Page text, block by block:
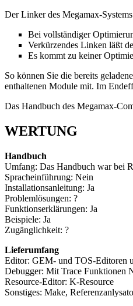
Der Linker des Megamax-
Bei vollständiger
Verkürzendes Linken läßt
Es kommt zu keiner
So können Sie die bereits
enthaltenen Module mit. Im
Das Handbuch des Megamax-
WERTUNG
Handbuch
Umfang: Das Handbuch war bei
Spracheinführung: Nein
Installationsanleitung: Ja
Problemlösungen: ?
Funktionserklärungen: Ja
Beispiele: Ja
Zugänglichkeit: ?
Lieferumfang
Editor: GEM- und TOS-Editoren
Debugger: Mit Trace Funktionen
Resource-Editor: K-Resource
Sonstiges: Make,